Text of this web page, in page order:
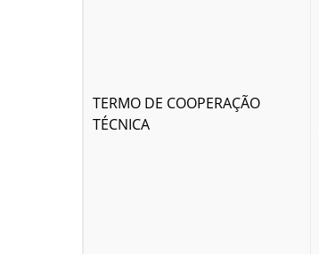
TERMO DE COOPERAÇÃO
TÉCNICA